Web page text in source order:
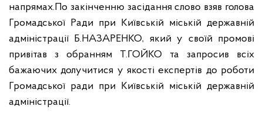
напрямах.По закінченню засідання слово взяв голова
Громадської Ради при Київській міській державній
адміністрації Б.НАЗАРЕНКО, який у своїй промові
привітав з обранням Т.ГОЙКО та запросив всіх
бажаючих долучитися у якості експертів до роботи
Громадської ради при Київській міській державній
адміністрації.